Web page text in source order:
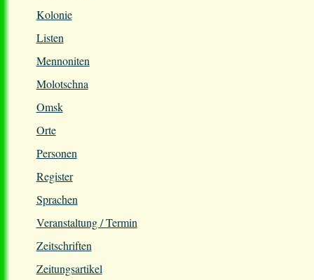
Kolonie
Listen
Mennoniten
Molotschna
Omsk
Orte
Personen
Register
Sprachen
Veranstaltung / Termin
Zeitschriften
Zeitungsartikel